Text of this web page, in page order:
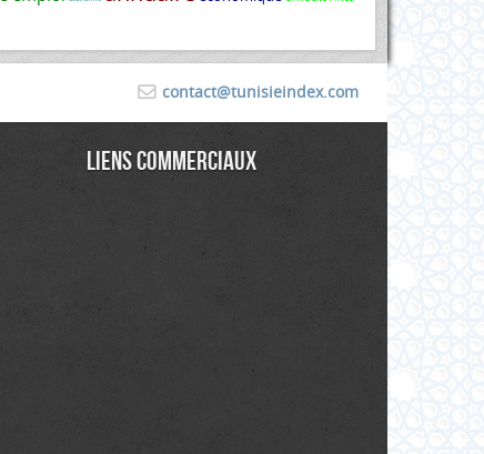
contact@tunisieindex.com
Liens commerciaux